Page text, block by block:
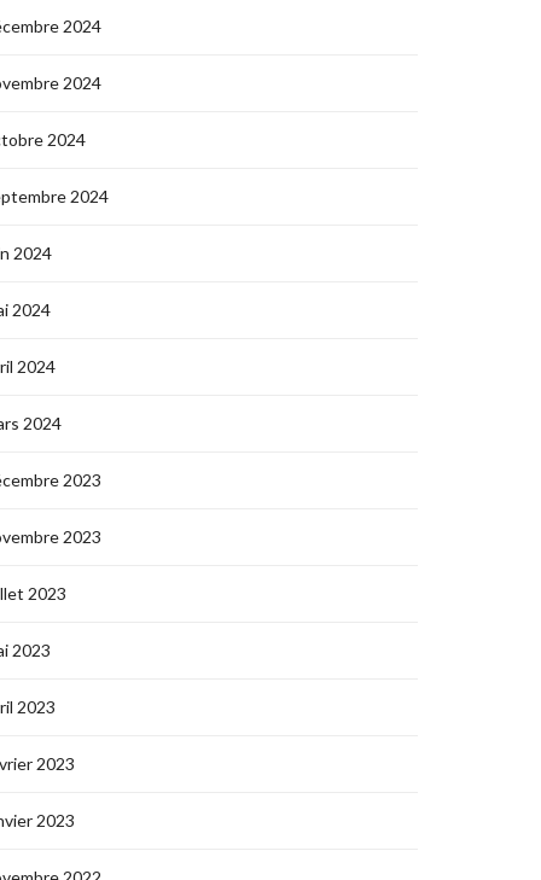
2024
2024
2024
2024
2024
2024
2024
2024
2023
2023
2023
2023
2023
2023
2023